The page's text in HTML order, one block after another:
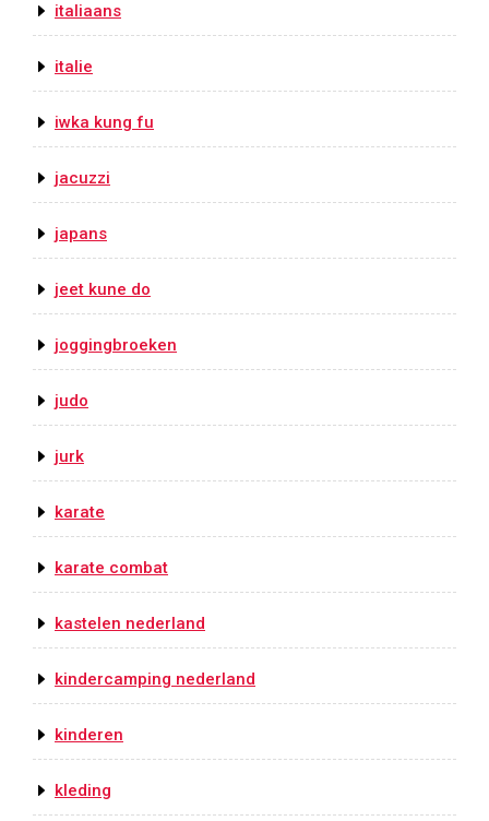
italiaans
italie
iwka kung fu
jacuzzi
japans
jeet kune do
joggingbroeken
judo
jurk
karate
karate combat
kastelen nederland
kindercamping nederland
kinderen
kleding